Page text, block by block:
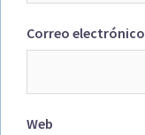
Correo electrónico
Web